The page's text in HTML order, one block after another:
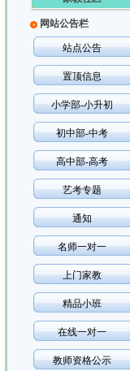
网站公告栏
站点公告
置顶信息
小学部-小升初
初中部-中考
高中部-高考
艺考专题
通知
名师一对一
上门家教
精品小班
在线一对一
教师资格公示